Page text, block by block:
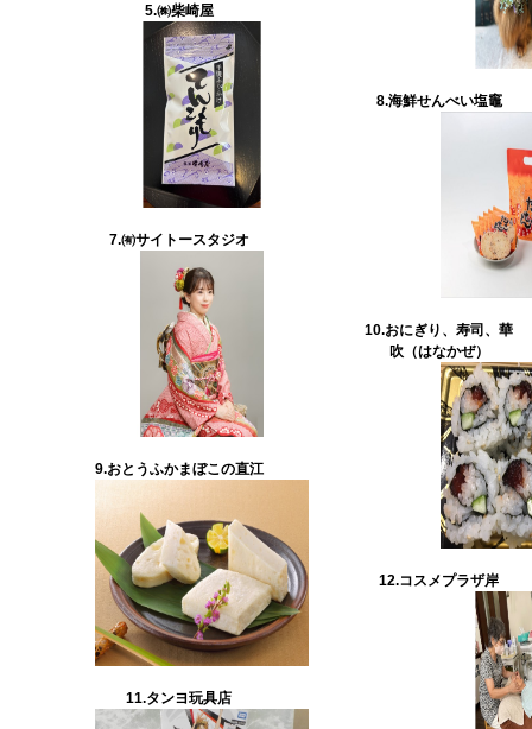
5.㈱柴崎屋
7.㈲サイトースタジオ
9.おとうふかまぼこの直江
11.タンヨ玩具店
8.海鮮せんべい塩竈
10.おにぎり、寿司、華
吹（はなかぜ）
12.コスメプラザ岸